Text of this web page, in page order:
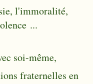
l'immoralité,
...
soi-même,
fraternelles en